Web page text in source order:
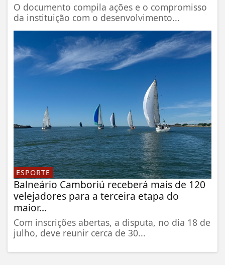
O documento compila ações e o compromisso
da instituição com o desenvolvimento...
ESPORTE
Balneário Camboriú receberá mais de 120
velejadores para a terceira etapa do
maior...
Com inscrições abertas, a disputa, no dia 18 de
julho, deve reunir cerca de 30...